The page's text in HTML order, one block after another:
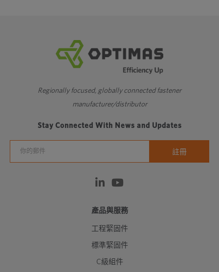
Regionally focused, globally connected fastener
manufacturer/distributor
Stay Connected With News and Updates
產品與服務
工程緊固件
標準緊固件
C級組件